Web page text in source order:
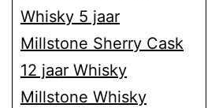
Whisky 5 jaar
Millstone Sherry Cask
12 jaar Whisky
Millstone Whisky